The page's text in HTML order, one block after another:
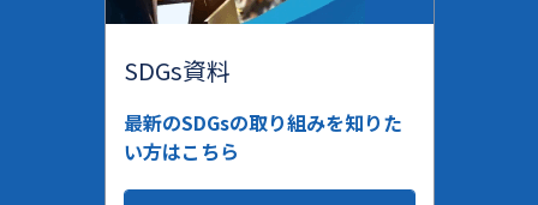
SDGs資料
最新のSDGsの取り組みを知りた
い方はこちら